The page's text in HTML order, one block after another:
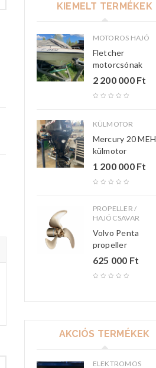
KIEMELT TERMÉKEK
MOTOROS HAJÓ
Fletcher
motorcsónak
2 200 000 Ft
KÜLMOTOR
Mercury 20 MEH
külmotor
1 200 000 Ft
PROPELLER /
HAJÓCSAVAR
Volvo Penta
propeller
625 000 Ft
AKCIÓS TERMÉKEK
ELEKTROMOS